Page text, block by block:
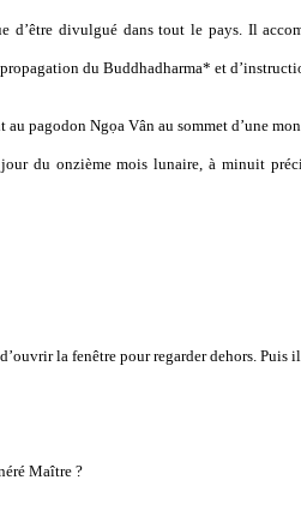
d’être divulgué dans tout le pays. Il
du Buddhadharma* et
au pagodon Ngọa Vân au sommet d’une
du onzième mois lunaire, à minuit
la fenêtre pour regarder dehors. Puis
Maître ?